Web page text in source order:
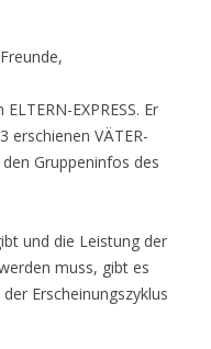
EXPRESS. Er
erschienen VÄTER-
den Gruppeninfos des
und die Leistung der
muss, gibt es
Erscheinungszyklus